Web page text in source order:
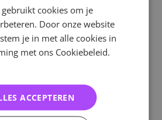
cookies om je
Door onze website
je in met alle cookies in
met ons Cookiebeleid.
ACCEPTEREN